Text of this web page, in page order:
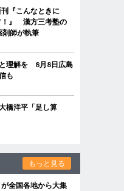
『こんなときに
！』 漢方三考塾の
剤師が執筆
理解を 8月8日広島
も
橋洋平「足し算
もっと見る
全国各地から大集